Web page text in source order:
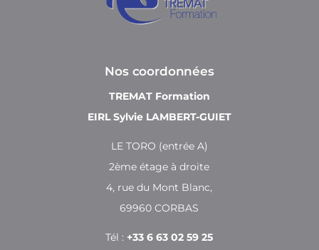
Nos coordonnées
TREMAT Formation
EIRL Sylvie LAMBERT-GUIET
LE TORO (entrée A)
2ème étage à droite
4, rue du Mont Blanc,
69960 CORBAS
Tél : +33 6 63 02 59 25